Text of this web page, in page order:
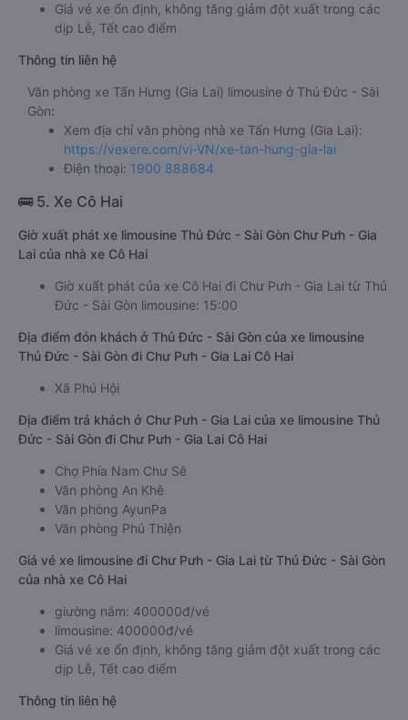
Giá vé xe ổn định, không tăng giảm đột xuất trong các
dịp Lễ, Tết cao điểm
Thông tin liên hệ
Văn phòng xe Tấn Hưng (Gia Lai) limousine ở Thủ Đức - Sài
Gòn:
Xem địa chỉ văn phòng nhà xe Tấn Hưng (Gia Lai):
https://vexere.com/vi-VN/xe-tan-hung-gia-lai
Điện thoại: 1900 888684
🚌 5. Xe Cô Hai
Giờ xuất phát xe limousine Thủ Đức - Sài Gòn Chư Pưh - Gia
Lai của nhà xe Cô Hai
Giờ xuất phát của xe Cô Hai đi Chư Pưh - Gia Lai từ Thủ
Đức - Sài Gòn limousine: 15:00
Địa điểm đón khách ở Thủ Đức - Sài Gòn của xe limousine
Thủ Đức - Sài Gòn đi Chư Pưh - Gia Lai Cô Hai
Xã Phú Hội
Địa điểm trả khách ở Chư Pưh - Gia Lai của xe limousine Thủ
Đức - Sài Gòn đi Chư Pưh - Gia Lai Cô Hai
Chợ Phía Nam Chư Sê
Văn phòng An Khê
Văn phòng AyunPa
Văn phòng Phú Thiện
Giá vé xe limousine đi Chư Pưh - Gia Lai từ Thủ Đức - Sài Gòn
của nhà xe Cô Hai
giường nằm: 400000đ/vé
limousine: 400000đ/vé
Giá vé xe ổn định, không tăng giảm đột xuất trong các
dịp Lễ, Tết cao điểm
Thông tin liên hệ